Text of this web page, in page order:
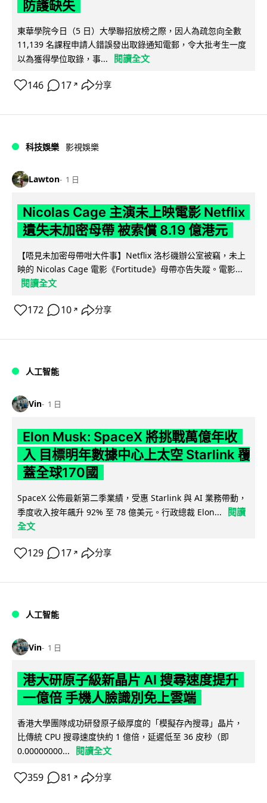
防護缺失
東華學院今日（5 日）大學聯招放榜之際，因人為疏忽向全數
11,139 名課程申請人錯誤發出取錄通知電郵，令大批考生一度
以為獲得學位取錄，事...
閱讀全文
146 17 ↗ 分享
科技娛樂 影視娛樂
Lawton 1 日
Nicolas Cage 主演未上映電影 Netflix
遺失未加密母帶 被索償 8.19 億港元
【唔見未加密母帶咁大件事】Netflix 洛杉磯辦公室被竊，未上
映的 Nicolas Cage 電影《Fortitude》母帶亦告失蹤。電影...
閱讀全文
172 10 ↗ 分享
人工智能
Vin 1 日
Elon Musk: SpaceX 將挑戰萬億年收
入 目標明年數據中心上太空 Starlink 覆
蓋全球170國
SpaceX 公佈最新第二季業績，受惠 Starlink 與 AI 業務帶動，
季度收入按年飆升 92% 至 78 億美元。行政總裁 Elon...
閱讀
全文
129 17 ↗ 分享
人工智能
Vin 1 日
港大研原子級新晶片 AI 搜尋速度提升
一億倍 手機人臉識別免上雲端
香港大學團隊成功研發原子級厚度的「模擬存內搜尋」晶片，
比傳統 CPU 搜尋速度快約 1 億倍，延遲低至 36 皮秒（即
0.00000000...
閱讀全文
359 81 ↗ 分享